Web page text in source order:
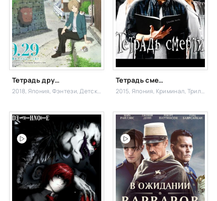
Тетрадь дружбы Нацумэ: Связь с бренным миром
2018, Япония, Фэнтези, Детский,
Тетрадь смерти
2015, Япония, Криминал, Триллер,